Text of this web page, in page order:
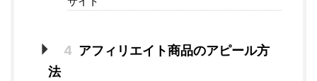
4 アフィリエイト商品のアピール方
法